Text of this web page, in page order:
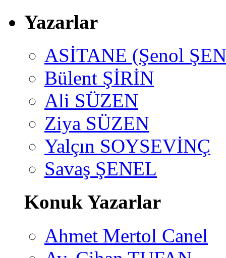
Yazarlar
ASİTANE (Şenol
Bülent ŞİRİN
Ali SÜZEN
Ziya SÜZEN
Yalçın SOYSEVİNÇ
Savaş ŞENEL
Konuk Yazarlar
Ahmet Mertol Canel